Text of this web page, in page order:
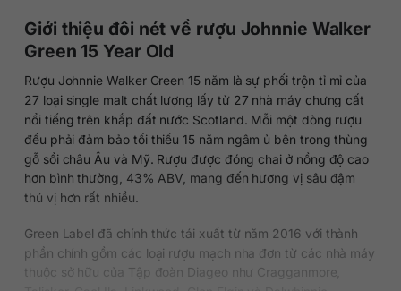
Giới thiệu đôi nét về rượu Johnnie Walker
Green 15 Year Old
Rượu Johnnie Walker Green 15 năm là sự phối trộn tỉ mỉ của
27 loại single malt chất lượng lấy từ 27 nhà máy chưng cất
nổi tiếng trên khắp đất nước Scotland. Mỗi một dòng rượu
đều phải đảm bảo tối thiểu 15 năm ngâm ủ bên trong thùng
gỗ sồi châu Âu và Mỹ. Rượu được đóng chai ở nồng độ cao
hơn bình thường, 43% ABV, mang đến hương vị sâu đậm
thú vị hơn rất nhiều.
Green Label đã chính thức tái xuất từ năm 2016 với thành
phần chính gồm các loại rượu mạch nha đơn từ các nhà máy
thuộc sở hữu của Tập đoàn Diageo như Cragganmore,